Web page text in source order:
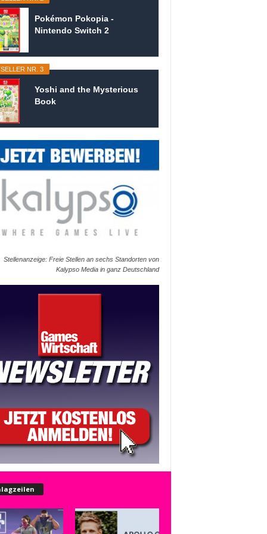
Pokémon Pokopia -
Nintendo Switch 2
NR. 3
Yoshi and the Mysterious
Book
Stellenanzeige: Freie Stellen an sechs Standorten von
Kalypso Media in ganz Deutschland